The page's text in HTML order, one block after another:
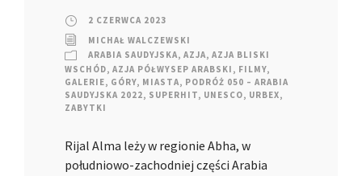
2 CZERWCA 2023
MICHAŁ WALCZEWSKI
ARABIA SAUDYJSKA, AZJA, AZJA BLISKI
WSCHÓD, AZJA PÓŁWYSEP ARABSKI , FILMY,
GALERIE, GÓRY, MIASTA, PODRÓŻ 050 – ARABIA
SAUDYJSKA 2022, SUPERHIT, UNESCO, URBEX,
ZABYTKI
Rijal Alma leży w regionie Abha, w
południowo-zachodniej części Arabia